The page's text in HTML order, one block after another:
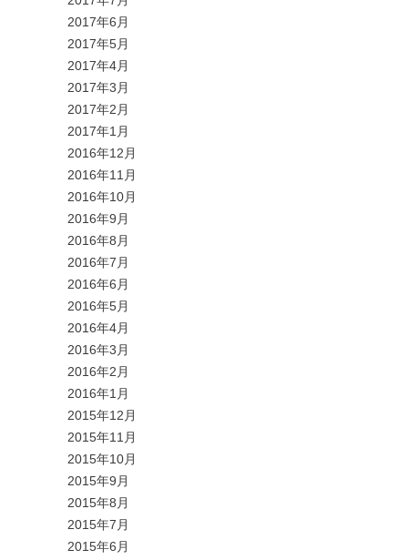
2017年6月
2017年5月
2017年4月
2017年3月
2017年2月
2017年1月
2016年12月
2016年11月
2016年10月
2016年9月
2016年8月
2016年7月
2016年6月
2016年5月
2016年4月
2016年3月
2016年2月
2016年1月
2015年12月
2015年11月
2015年10月
2015年9月
2015年8月
2015年7月
2015年6月